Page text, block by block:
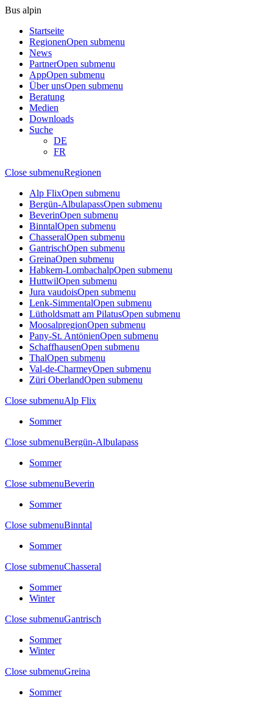
Bus alpin
Startseite
RegionenOpen submenu
News
PartnerOpen submenu
AppOpen submenu
Über unsOpen submenu
Beratung
Medien
Downloads
Suche
DE
FR
Close submenuRegionen
Alp FlixOpen submenu
Bergün-AlbulapassOpen submenu
BeverinOpen submenu
BinntalOpen submenu
ChasseralOpen submenu
GantrischOpen submenu
GreinaOpen submenu
Habkern-LombachalpOpen submenu
HuttwilOpen submenu
Jura vaudoisOpen submenu
Lenk-SimmentalOpen submenu
Lütholdsmatt am PilatusOpen submenu
MoosalpregionOpen submenu
Pany-St. AntönienOpen submenu
SchaffhausenOpen submenu
ThalOpen submenu
Val-de-CharmeyOpen submenu
Züri OberlandOpen submenu
Close submenuAlp Flix
Sommer
Close submenuBergün-Albulapass
Sommer
Close submenuBeverin
Sommer
Close submenuBinntal
Sommer
Close submenuChasseral
Sommer
Winter
Close submenuGantrisch
Sommer
Winter
Close submenuGreina
Sommer